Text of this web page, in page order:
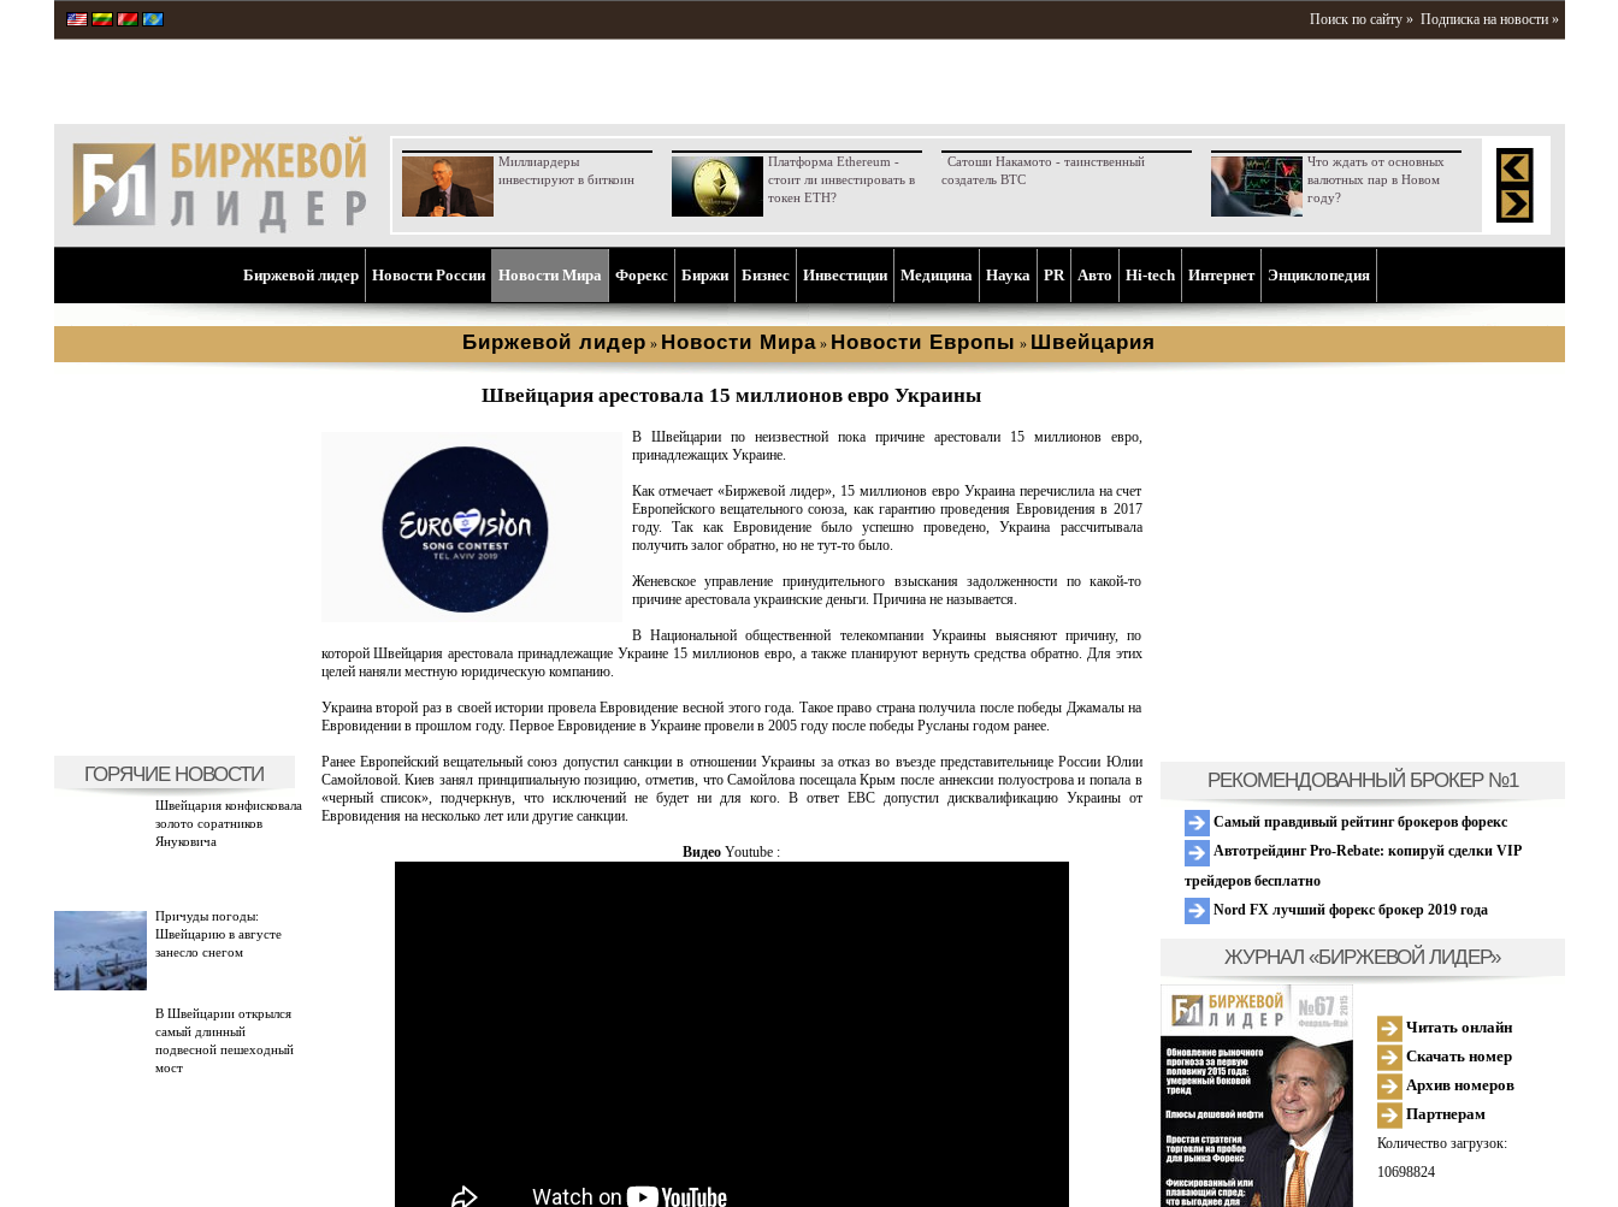
Поиск по сайту » Подписка на новости »
Миллиардеры
инвестируют в биткоин
Платформа Ethereum -
стоит ли инвестировать в
токен ETH?
Сатоши Накамото - таинственный
создатель BTC
Что ждать от основных
валютных пар в Новом
году?
Биржевой лидер Новости России Новости Мира Форекс Биржи Бизнес Инвестиции Медицина Наука PR Aвто Hi-tech Интернет Энциклопедия
Биржевой лидер » Новости Мира » Новости Европы » Швейцария
ГОРЯЧИЕ НОВОСТИ
Швейцария конфисковала
золото соратников
Януковича
Причуды погоды:
Швейцарию в августе
занесло снегом
В Швейцарии открылся
самый длинный
подвесной пешеходный
мост
Швейцария арестовала 15 миллионов евро Украины
В Швейцарии по неизвестной пока причине арестовали 15 миллионов евро,
принадлежащих Украине.
Как отмечает «Биржевой лидер», 15 миллионов евро Украина перечислила на счет
Европейского вещательного союза, как гарантию проведения Евровидения в 2017
году. Так как Евровидение было успешно проведено, Украина рассчитывала
получить залог обратно, но не тут-то было.
Женевское управление принудительного взыскания задолженности по какой-то
причине арестовала украинские деньги. Причина не называется.
В Национальной общественной телекомпании Украины выясняют причину, по
которой Швейцария арестовала принадлежащие Украине 15 миллионов евро, а также планируют вернуть средства обратно. Для этих
целей наняли местную юридическую компанию.
Украина второй раз в своей истории провела Евровидение весной этого года. Такое право страна получила после победы Джамалы на
Евровидении в прошлом году. Первое Евровидение в Украине провели в 2005 году после победы Русланы годом ранее.
Ранее Европейский вещательный союз допустил санкции в отношении Украины за отказ во въезде представительнице России Юлии
Самойловой. Киев занял принципиальную позицию, отметив, что Самойлова посещала Крым после аннексии полуострова и попала в
«черный список», подчеркнув, что исключений не будет ни для кого. В ответ ЕВС допустил дисквалификацию Украины от
Евровидения на несколько лет или другие санкции.
Видео Youtube :
РЕКОМЕНДОВАННЫЙ БРОКЕР №1
Самый правдивый рейтинг брокеров форекс
Автотрейдинг Pro-Rebate: копируй сделки VIP
трейдеров бесплатно
Nord FX лучший форекс брокер 2019 года
ЖУРНАЛ «БИРЖЕВОЙ ЛИДЕР»
Читать онлайн
Скачать номер
Архив номеров
Партнерам
Количество загрузок:
10698824